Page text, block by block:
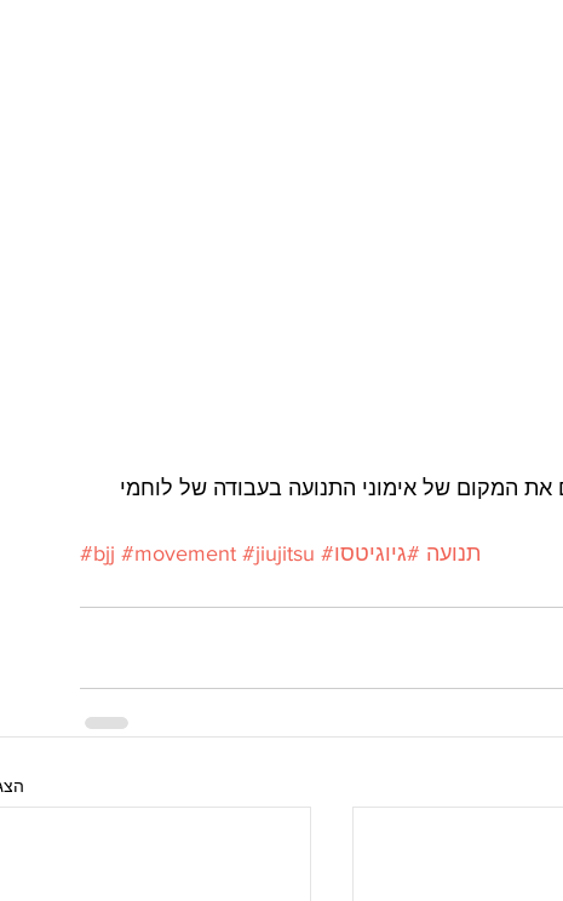
המקום של אימוני התנועה בעבודה של לוחמי
#bjj #movement #jiujitsu #תנועה #גיוגיטסו